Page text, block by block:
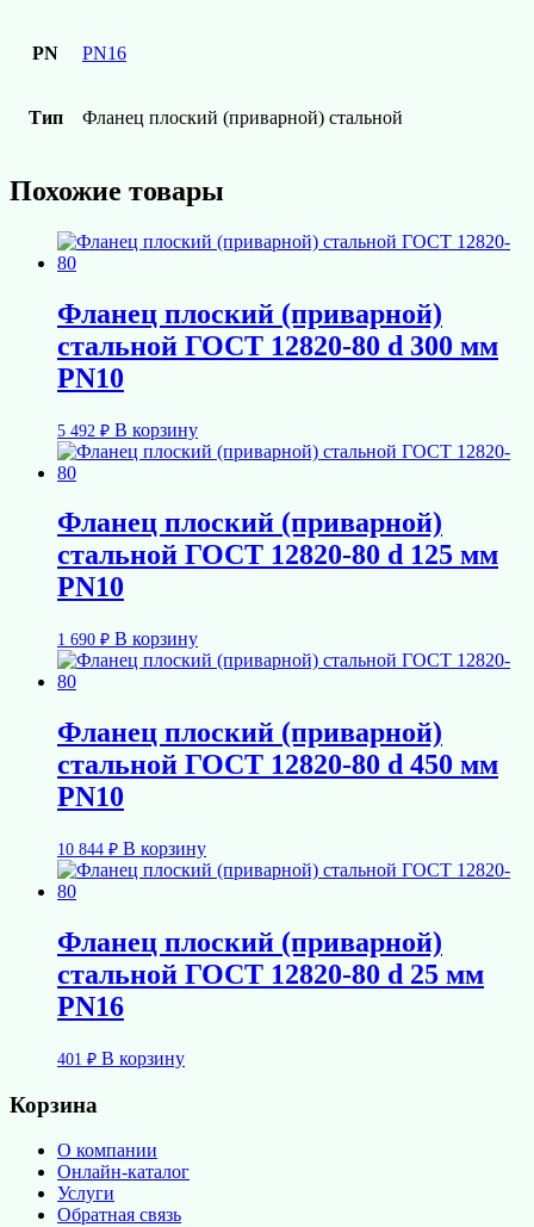
PN PN16
Тип Фланец плоский (приварной) стальной
Похожие товары
Фланец плоский (приварной)
стальной ГОСТ 12820-80 d 300 мм
PN10
5 492 ₽ В корзину
Фланец плоский (приварной)
стальной ГОСТ 12820-80 d 125 мм
PN10
1 690 ₽ В корзину
Фланец плоский (приварной)
стальной ГОСТ 12820-80 d 450 мм
PN10
10 844 ₽ В корзину
Фланец плоский (приварной)
стальной ГОСТ 12820-80 d 25 мм
PN16
401 ₽ В корзину
Корзина
О компании
Онлайн-каталог
Услуги
Обратная связь